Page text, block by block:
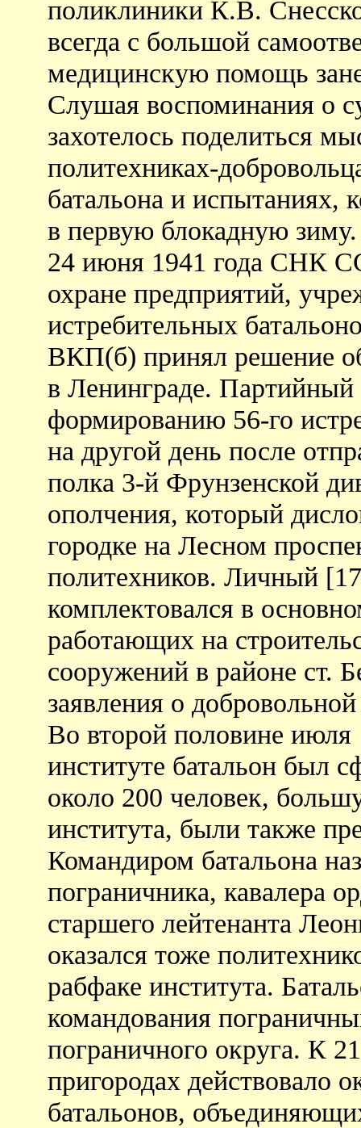
поликлиники К.В.
всегда с большой
медицинскую помощь
Слушая воспоминания о
захотелось поделиться
политехниках-
батальона и испытаниях,
в первую блокадную зиму.
24 июня 1941 года СНК
охране предприятий,
истребительных
ВКП(б) принял решение
в Ленинграде. Партийный
формированию 56-го
на другой день после
полка 3-й Фрунзенской
ополчения, который
городке на Лесном
политехников. Личный
комплектовался в
работающих на
сооружений в районе ст.
заявления о
Во второй половине июля
институте батальон был
около 200 человек,
института, были также
Командиром батальона
пограничника, кавалера
старшего лейтенанта
оказался тоже
рабфаке института.
командования
пограничного округа. К
пригородах действовало
батальонов,